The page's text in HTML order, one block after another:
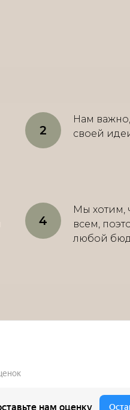
Нам
своей
Мы хотим,
всем,
любой